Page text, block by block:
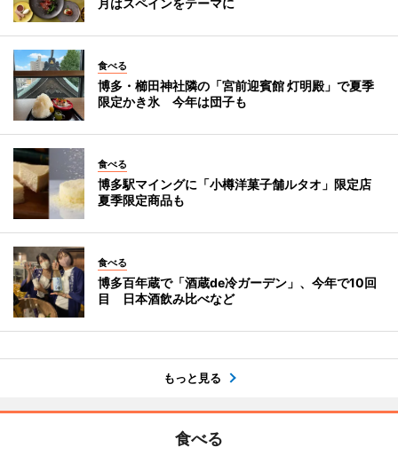
月はスペインをテーマに
食べる
博多・櫛田神社隣の「宮前迎賓館 灯明殿」で夏季
限定かき氷 今年は団子も
食べる
博多駅マイングに「小樽洋菓子舗ルタオ」限定店
夏季限定商品も
食べる
博多百年蔵で「酒蔵de冷ガーデン」、今年で10回
目 日本酒飲み比べなど
もっと見る
食べる